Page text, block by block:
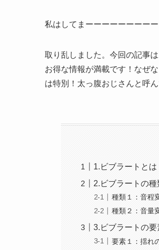
私はしてまーーーーーーーーー
取り乱しました。今回の記事
お得な情報が満載です！なぜ
は特別！太っ腹おじさんと呼ん
1.ビブラートとは
2.ビブラートの種
種類１：音程
種類２：音量
3.ビブラートの要
要素１：揺れ